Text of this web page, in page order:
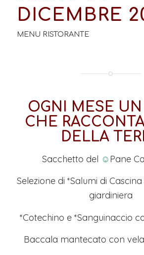
DICEMBRE
MENU RISTORANTE
OGNI MESE
CHE
DELLA
Sacchetto del ☺Pane
Selezione di *Salumi di
giardiniera
*Cotechino e *Sanguinaccio
Baccala mantecato con